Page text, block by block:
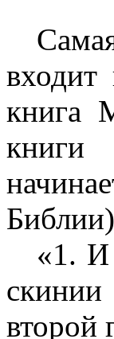
книга
книги
«1. И
второй